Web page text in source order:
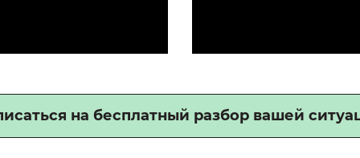
на бесплатный разбор вашей